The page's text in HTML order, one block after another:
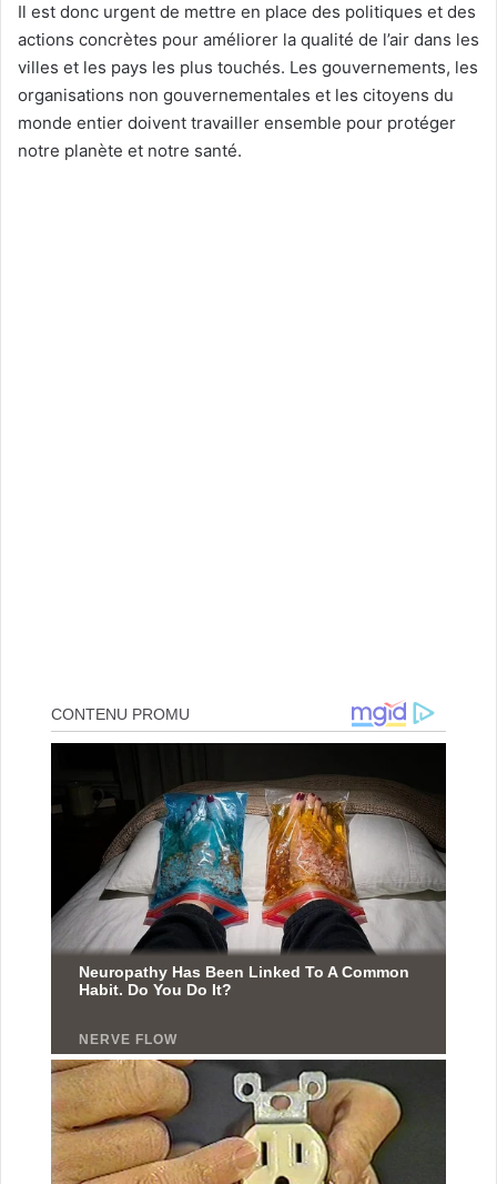
Il est donc urgent de mettre en place des politiques et des
actions concrètes pour améliorer la qualité de l’air dans les
villes et les pays les plus touchés. Les gouvernements, les
organisations non gouvernementales et les citoyens du
monde entier doivent travailler ensemble pour protéger
notre planète et notre santé.